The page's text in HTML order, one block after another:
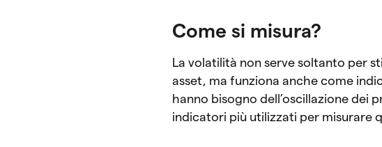
Come si misura?
La volatilità non serve soltanto per
asset, ma funziona anche come
hanno bisogno dell’oscillazione dei
indicatori più utilizzati per misurare